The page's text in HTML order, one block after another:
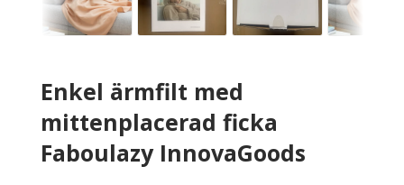
Enkel ärmfilt med
mittenplacerad ficka
Faboulazy InnovaGoods